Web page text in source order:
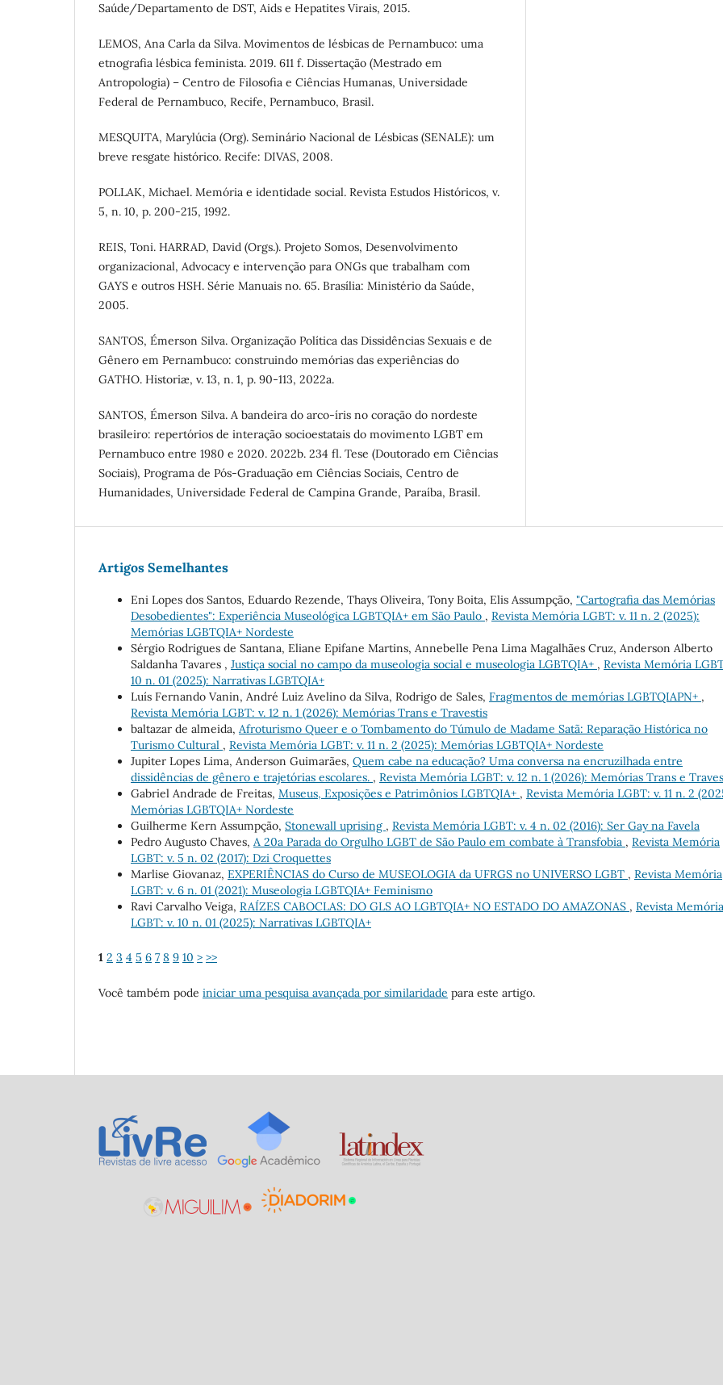
Saúde/Departamento de DST, Aids e Hepatites Virais, 2015.
LEMOS, Ana Carla da Silva. Movimentos de lésbicas de Pernambuco: uma
etnografia lésbica feminista. 2019. 611 f. Dissertação (Mestrado em
Antropologia) – Centro de Filosofia e Ciências Humanas, Universidade
Federal de Pernambuco, Recife, Pernambuco, Brasil.
MESQUITA, Marylúcia (Org). Seminário Nacional de Lésbicas (SENALE): um
breve resgate histórico. Recife: DIVAS, 2008.
POLLAK, Michael. Memória e identidade social. Revista Estudos Históricos, v.
5, n. 10, p. 200-215, 1992.
REIS, Toni. HARRAD, David (Orgs.). Projeto Somos, Desenvolvimento
organizacional, Advocacy e intervenção para ONGs que trabalham com
GAYS e outros HSH. Série Manuais no. 65. Brasília: Ministério da Saúde,
2005.
SANTOS, Émerson Silva. Organização Política das Dissidências Sexuais e de
Gênero em Pernambuco: construindo memórias das experiências do
GATHO. Historiæ, v. 13, n. 1, p. 90-113, 2022a.
SANTOS, Émerson Silva. A bandeira do arco-íris no coração do nordeste
brasileiro: repertórios de interação socioestatais do movimento LGBT em
Pernambuco entre 1980 e 2020. 2022b. 234 fl. Tese (Doutorado em Ciências
Sociais), Programa de Pós-Graduação em Ciências Sociais, Centro de
Humanidades, Universidade Federal de Campina Grande, Paraíba, Brasil.
Artigos Semelhantes
Eni Lopes dos Santos, Eduardo Rezende, Thays Oliveira, Tony Boita, Elis Assumpção, "Cartografia das Memórias
Desobedientes": Experiência Museológica LGBTQIA+ em São Paulo , Revista Memória LGBT: v. 11 n. 2 (2025):
Memórias LGBTQIA+ Nordeste
Sérgio Rodrigues de Santana, Eliane Epifane Martins, Annebelle Pena Lima Magalhães Cruz, Anderson Alberto
Saldanha Tavares , Justiça social no campo da museologia social e museologia LGBTQIA+ , Revista Memória
10 n. 01 (2025): Narrativas LGBTQIA+
Luís Fernando Vanin, André Luiz Avelino da Silva, Rodrigo de Sales, Fragmentos de memórias LGBTQIAPN+ ,
Revista Memória LGBT: v. 12 n. 1 (2026): Memórias Trans e Travestis
baltazar de almeida, Afroturismo Queer e o Tombamento do Túmulo de Madame Satã: Reparação Histórica no
Turismo Cultural , Revista Memória LGBT: v. 11 n. 2 (2025): Memórias LGBTQIA+ Nordeste
Jupiter Lopes Lima, Anderson Guimarães, Quem cabe na educação? Uma conversa na encruzilhada entre
dissidências de gênero e trajetórias escolares. , Revista Memória LGBT: v. 12 n. 1 (2026): Memórias Trans e
Gabriel Andrade de Freitas, Museus, Exposições e Patrimônios LGBTQIA+ , Revista Memória LGBT: v. 11 n. 2
Memórias LGBTQIA+ Nordeste
Guilherme Kern Assumpção, Stonewall uprising , Revista Memória LGBT: v. 4 n. 02 (2016): Ser Gay na Favela
Pedro Augusto Chaves, A 20a Parada do Orgulho LGBT de São Paulo em combate à Transfobia , Revista Memória
LGBT: v. 5 n. 02 (2017): Dzi Croquettes
Marlise Giovanaz, EXPERIÊNCIAS do Curso de MUSEOLOGIA da UFRGS no UNIVERSO LGBT , Revista Memória
LGBT: v. 6 n. 01 (2021): Museologia LGBTQIA+ Feminismo
Ravi Carvalho Veiga, RAÍZES CABOCLAS: DO GLS AO LGBTQIA+ NO ESTADO DO AMAZONAS , Revista Memória
LGBT: v. 10 n. 01 (2025): Narrativas LGBTQIA+
1 2 3 4 5 6 7 8 9 10 > >>
Você também pode iniciar uma pesquisa avançada por similaridade para este artigo.